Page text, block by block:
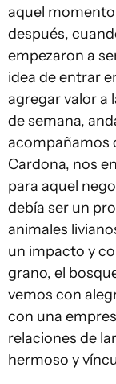
aquel
después,
empezaron a
idea de entrar
agregar valor a
de semana,
acompañamos
Cardona, nos
para aquel
debía ser un
animales
un impacto y
grano, el
vemos con
con una
relaciones de
hermoso y